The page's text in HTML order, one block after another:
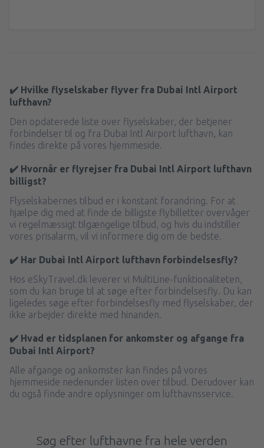
✔️ Hvilke flyselskaber flyver fra Dubai Intl Airport
lufthavn?
Den opdaterede liste over flyselskaber, der betjener
forbindelser til og fra Dubai Intl Airport lufthavn, kan
findes direkte på vores hjemmeside.
✔️ Hvornår er flyrejser fra Dubai Intl Airport lufthavn
billigst?
Flyselskabernes tilbud er i konstant forandring. For at
hjælpe dig med at finde de billigste flybilletter overvåger
vi regelmæssigt tilgængelige tilbud, og hvis du indstiller
vores prisalarm, vil vi informere dig om de bedste.
✔️ Har Dubai Intl Airport lufthavn forbindelsesfly?
Hos eSkyTravel.dk leverer vi MultiLine-funktionaliteten,
som du kan bruge til at søge efter forbindelsesfly. Du kan
ligeledes søge efter forbindelsesfly med flyselskaber, der
ikke arbejder direkte med hinanden.
✔️ Hvad er tidsplanen for ankomster og afgange fra
Dubai Intl Airport?
Alle afgange og ankomster kan findes på vores
hjemmeside nedenunder listen over tilbud. Derudover kan
du også finde andre oplysninger om lufthavnsservice.
Søg efter lufthavne fra hele verden